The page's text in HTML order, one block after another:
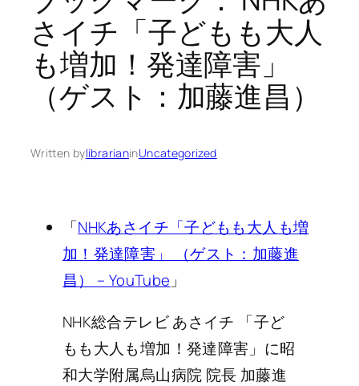
さイチ「子どもも大人
も増加！発達障害」
（ゲスト：加藤進昌）
Written bylibrarianinUncategorized
「NHKあさイチ「子どもも大人も増
加！発達障害」 （ゲスト：加藤進
昌） – YouTube 」
NHK総合テレビ あさイチ 「子ど
もも大人も増加！発達障害」に昭
和大学附属烏山病院 院長 加藤進